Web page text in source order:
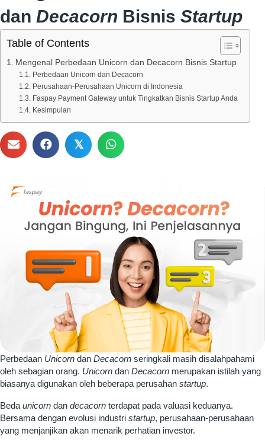
dan Decacorn Bisnis Startup
Table of Contents
Mengenal Perbedaan Unicorn dan Decacorn Bisnis Startup
Perbedaan Unicorn dan Decacorn
Perusahaan-Perusahaan Unicorn di Indonesia
Faspay Payment Gateway untuk Tingkatkan Bisnis Startup Anda
Kesimpulan
𝕏
Perbedaan Unicorn dan Decacorn seringkali masih disalahpahami
oleh sebagian orang. Unicorn dan Decacorn merupakan istilah yang
biasanya digunakan oleh beberapa perusahan startup.
Beda unicorn dan decacorn terdapat pada valuasi keduanya.
Bersama dengan evolusi industri startup, perusahaan-perusahaan
yang menjanjikan akan menarik perhatian investor.